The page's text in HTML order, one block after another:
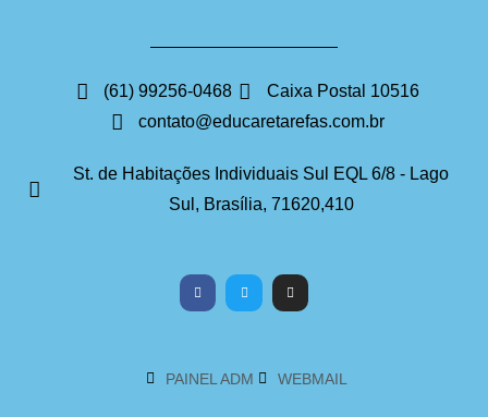
(61) 99256-0468
Caixa Postal 10516
contato@educaretarefas.com.br
St. de Habitações Individuais Sul EQL 6/8 - Lago
Sul, Brasília, 71620,410
PAINEL ADM WEBMAIL